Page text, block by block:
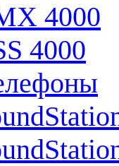
4000
4000